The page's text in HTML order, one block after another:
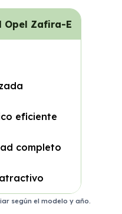
Opel Zafira-E
eficiente
completo
según el modelo y año.